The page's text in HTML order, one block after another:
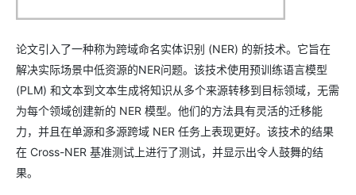
论文引入了一种称为跨域命名实体识别 (NER) 的新技术。它旨在
解决实际场景中低资源的NER问题。该技术使用预训练语言模型
(PLM) 和文本到文本生成将知识从多个来源转移到目标领域，无需
为每个领域创建新的 NER 模型。他们的方法具有灵活的迁移能
力，并且在单源和多源跨域 NER 任务上表现更好。该技术的结果
在 Cross-NER 基准测试上进行了测试，并显示出令人鼓舞的结
果。